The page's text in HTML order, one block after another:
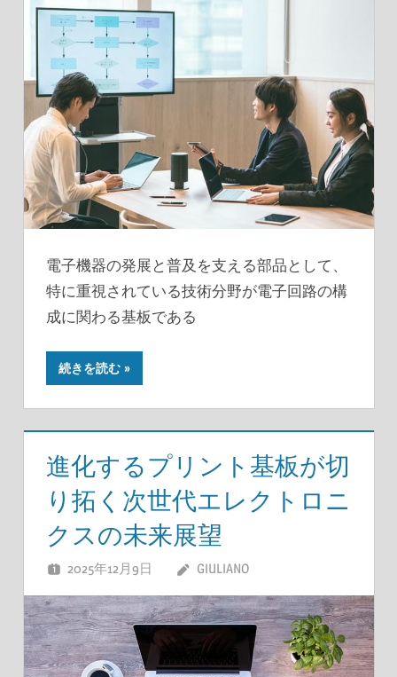
電子機器の発展と普及を支える部品として、
特に重視されている技術分野が電子回路の構
成に関わる基板である
続きを読む
進化するプリント基板が切
り拓く次世代エレクトロニ
クスの未来展望
2025年12月9日 GIULIANO